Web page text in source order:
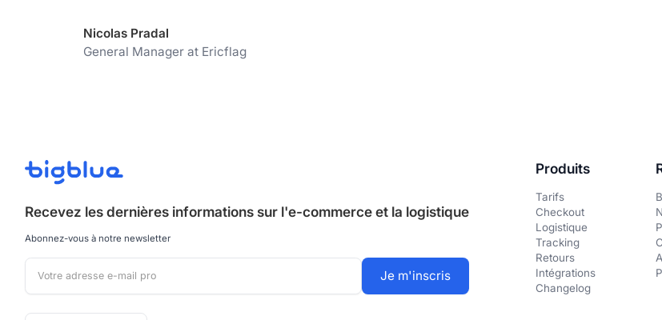
Nicolas Pradal
General Manager at Ericflag
Recevez les dernières informations sur l'e-commerce et la logistique
Abonnez-vous à notre newsletter
Produits
Tarifs
Checkout
Logistique
Tracking
Retours
Intégrations
Changelog